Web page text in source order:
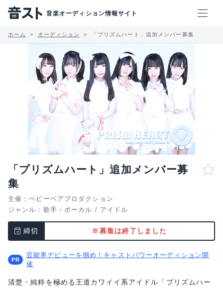
音楽オーディション情報サイト
ホーム オーディション 「プリズムハート」追加メンバー募集
「プリズムハート」追加メンバー募
集
主催：ベビーベアプロダクション
ジャンル： 歌手・ボーカル / アイドル
締切 ※募集は終了しました
芸能界デビューを掴め！キャストパワーオーディション開
催
清楚・純粋を極める王道カワイイ系アイドル「プリズムハー